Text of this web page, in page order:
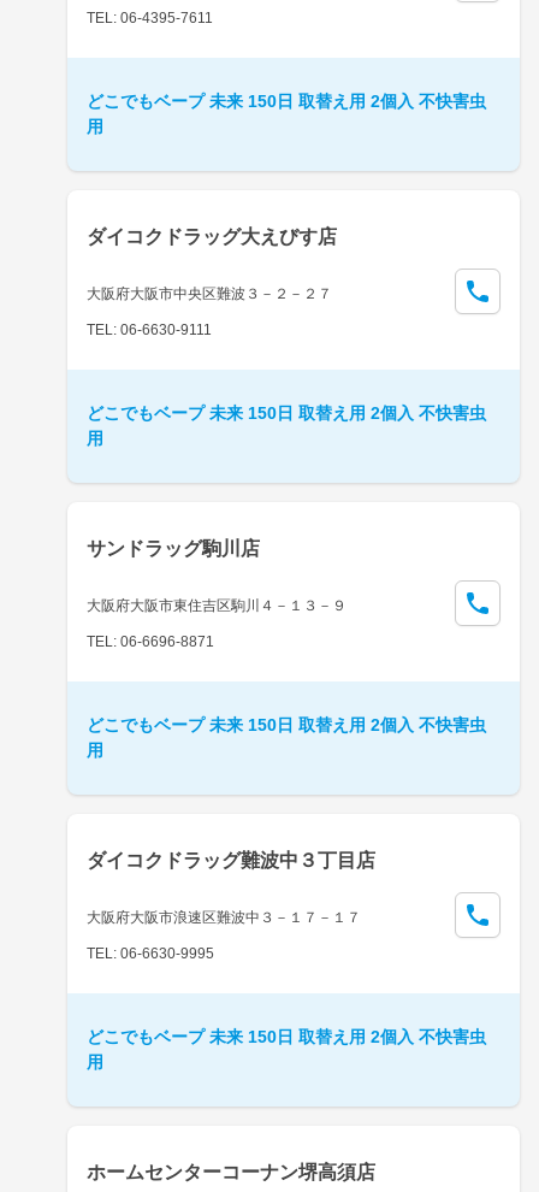
TEL: 06-4395-7611
どこでもベープ 未来 150日 取替え用 2個入 不快害虫
用
ダイコクドラッグ大えびす店
大阪府大阪市中央区難波３－２－２７
TEL: 06-6630-9111
どこでもベープ 未来 150日 取替え用 2個入 不快害虫
用
サンドラッグ駒川店
大阪府大阪市東住吉区駒川４－１３－９
TEL: 06-6696-8871
どこでもベープ 未来 150日 取替え用 2個入 不快害虫
用
ダイコクドラッグ難波中３丁目店
大阪府大阪市浪速区難波中３－１７－１７
TEL: 06-6630-9995
どこでもベープ 未来 150日 取替え用 2個入 不快害虫
用
ホームセンターコーナン堺高須店